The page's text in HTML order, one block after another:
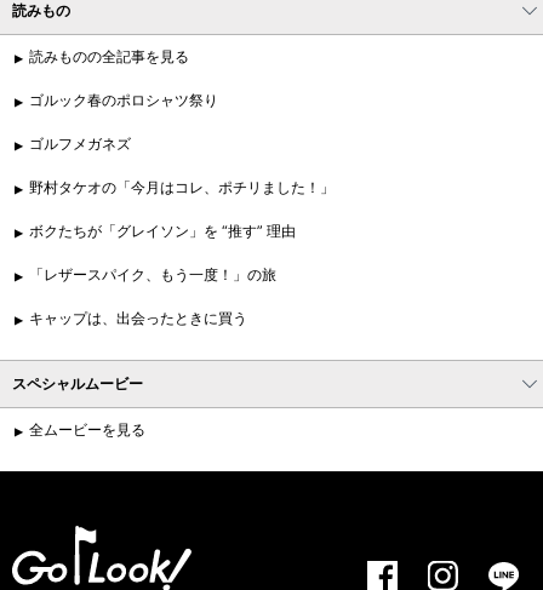
読みもの
読みものの全記事を見る
ゴルック春のポロシャツ祭り
ゴルフメガネズ
野村タケオの「今月はコレ、ポチリました！」
ボクたちが「グレイソン」を “推す” 理由
「レザースパイク、もう一度！」の旅
キャップは、出会ったときに買う
スペシャルムービー
全ムービーを見る